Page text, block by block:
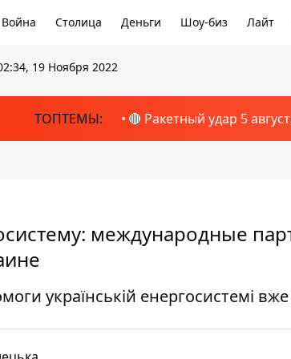
Война Столица Деньги Шоу-биз Лайт
19 Ноября 2022
ТОПТЕМЫ: 🔴 Ракетный удар 5
международные
українській енергосистемі